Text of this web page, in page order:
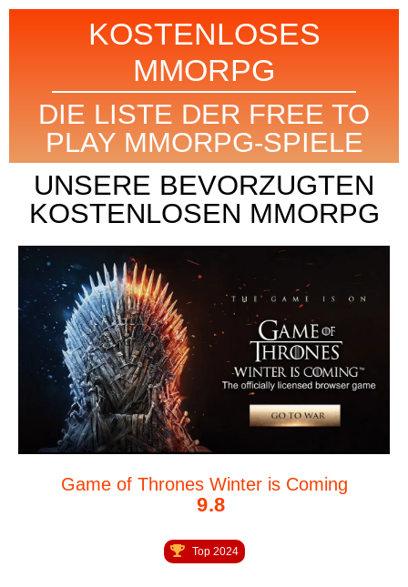
KOSTENLOSES
MMORPG
DIE LISTE DER FREE TO
PLAY MMORPG-SPIELE
UNSERE BEVORZUGTEN
KOSTENLOSEN MMORPG
Game of Thrones Winter is Coming
9.8
Top 2024